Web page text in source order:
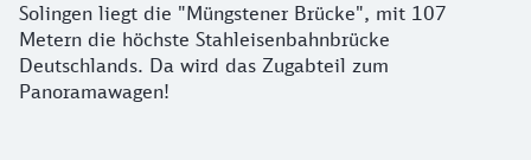
Solingen liegt die "Müngstener Brücke", mit 107
Metern die höchste Stahleisenbahnbrücke
Deutschlands. Da wird das Zugabteil zum
Panoramawagen!